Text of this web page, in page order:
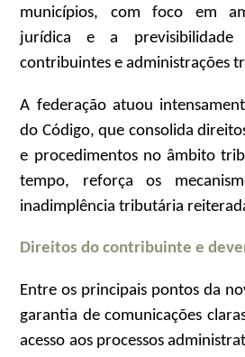
municípios, com foco em
jurídica e a
contribuintes e administrações
A federação atuou
do Código, que consolida
e procedimentos no âmbito
tempo, reforça os
inadimplência tributária
Direitos do contribuinte e
Entre os principais pontos da
garantia de comunicações
acesso aos processos